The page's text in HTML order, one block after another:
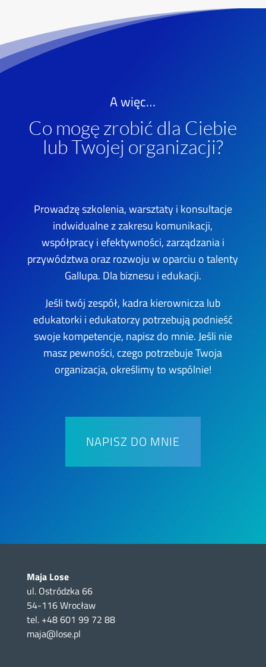
A więc…
Co mogę zrobić dla Ciebie
lub Twojej organizacji?
Prowadzę szkolenia, warsztaty i konsultacje
indwidualne z zakresu komunikacji,
współpracy i efektywności, zarządzania i
przywództwa oraz rozwoju w oparciu o talenty
Gallupa. Dla biznesu i edukacji.
Jeśli twój zespół, kadra kierownicza lub
edukatorki i edukatorzy potrzebują podnieść
swoje kompetencje, napisz do mnie. Jeśli nie
masz pewności, czego potrzebuje Twoja
organizacja, określimy to wspólnie!
NAPISZ DO MNIE
Maja Lose
ul. Ostródzka 66
54-116 Wrocław
tel. +48 601 99 72 88
maja@lose.pl